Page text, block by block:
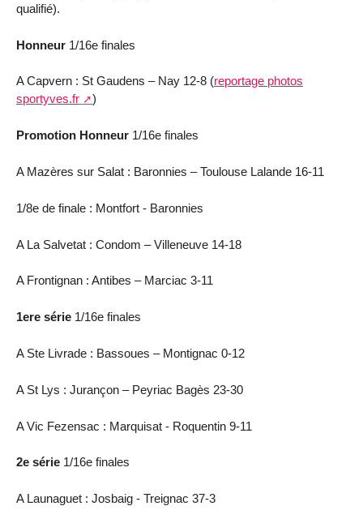
qualifié).
Honneur 1/16e finales
A Capvern : St Gaudens – Nay 12-8 (reportage photos
sportyves.fr
)
Promotion Honneur 1/16e finales
A Mazères sur Salat : Baronnies – Toulouse Lalande 16-11
1/8e de finale : Montfort - Baronnies
A La Salvetat : Condom – Villeneuve 14-18
A Frontignan : Antibes – Marciac 3-11
1ere série 1/16e finales
A Ste Livrade : Bassoues – Montignac 0-12
A St Lys : Jurançon – Peyriac Bagès 23-30
A Vic Fezensac : Marquisat - Roquentin 9-11
2e série 1/16e finales
A Launaguet : Josbaig - Treignac 37-3